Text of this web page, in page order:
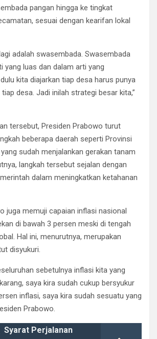
pangan hingga ke tingkat
sesuai dengan kearifan lokal
adalah swasembada. Swasembada
yang luas dan dalam arti yang
kita diajarkan tiap desa harus punya
tiap desa. Jadi inilah strategi besar kita,”
tersebut, Presiden Prabowo turut
beberapa daerah seperti Provinsi
sudah menjalankan gerakan tanam
langkah tersebut sejalan dengan
dalam meningkatkan ketahanan
juga memuji capaian inflasi nasional
di bawah 3 persen meski di tengah
Hal ini, menurutnya, merupakan
disyukuri.
sebetulnya inflasi kita yang
saya kira sudah cukup bersyukur
inflasi, saya kira sudah sesuatu yang
Prabowo.
Syarat Perjalanan